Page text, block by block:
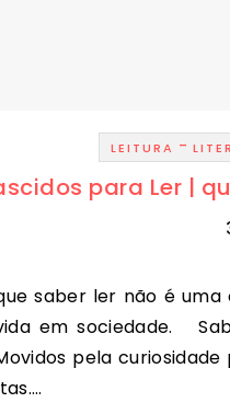
LEITURA -
para Ler |
em sociedade.
pela